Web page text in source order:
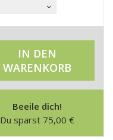
IN DEN
WARENKORB
Beeile dich!
Du sparst 75,00 €